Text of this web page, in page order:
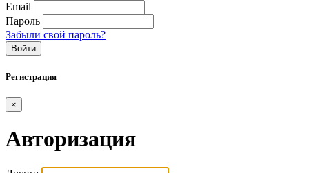
Email
Пароль
Забыли свой пароль?
Войти
Регистрация
×
Авторизация